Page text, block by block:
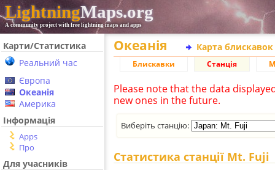
LightningMaps.org
A community project with free lightning maps and apps
Карти/Статистика
Реальний час
Європа
Океанія
Америка
Інформація
Apps
Про
Для учасників
Океанія Карта
Блискавки Станція
Please note that the data
new ones in the future.
Виберіть станцію:
Статистика станції Mt. Fuji